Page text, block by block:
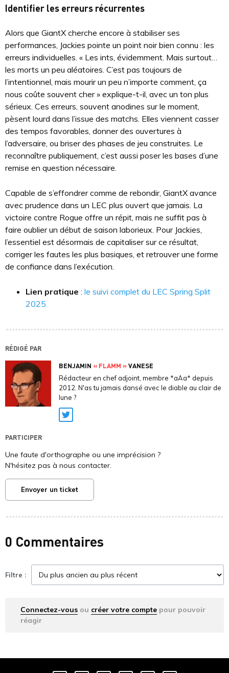
Identifier les erreurs récurrentes
Alors que GiantX cherche encore à stabiliser ses
performances, Jackies pointe un point noir bien connu : les
erreurs individuelles. « Les ints, évidemment. Mais surtout…
les morts un peu aléatoires. C’est pas toujours de
l’intentionnel, mais mourir un peu n’importe comment, ça
nous coûte souvent cher » explique-t-il, avec un ton plus
sérieux. Ces erreurs, souvent anodines sur le moment,
pèsent lourd dans l’issue des matchs. Elles viennent casser
des tempos favorables, donner des ouvertures à
l’adversaire, ou briser des phases de jeu construites. Le
reconnaître publiquement, c’est aussi poser les bases d’une
remise en question nécessaire.
Capable de s’effondrer comme de rebondir, GiantX avance
avec prudence dans un LEC plus ouvert que jamais. La
victoire contre Rogue offre un répit, mais ne suffit pas à
faire oublier un début de saison laborieux. Pour Jackies,
l’essentiel est désormais de capitaliser sur ce résultat,
corriger les fautes les plus basiques, et retrouver une forme
de confiance dans l’exécution.
Lien pratique : le suivi complet du LEC Spring Split
2025
RÉDIGÉ PAR
BENJAMIN « FLAMM »VANESE
Rédacteur en chef adjoint, membre *aAa* depuis
2012. N'as tu jamais dansé avec le diable au clair de
lune ?
Twitter
PARTICIPER
Une faute d'orthographe ou une imprécision ?
N'hésitez pas à nous contacter.
Envoyer un ticket
0 Commentaires
Filtre :
Connectez-vous ou créer votre compte pour pouvoir
réagir